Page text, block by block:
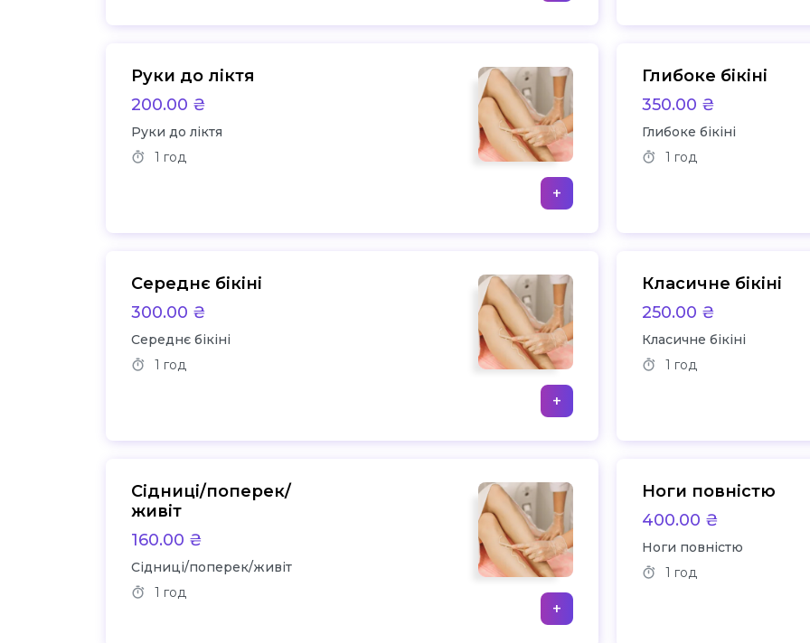
Руки до ліктя
200.00 ₴
Руки до ліктя
1 год
+
Глибоке бікіні
350.00 ₴
Глибоке бікіні
1 год
Середнє бікіні
300.00 ₴
Середнє бікіні
1 год
+
Класичне бікіні
250.00 ₴
Класичне бікіні
1 год
Сідниці/поперек/
живіт
160.00 ₴
Сідниці/поперек/живіт
1 год
+
Ноги повністю
400.00 ₴
Ноги повністю
1 год